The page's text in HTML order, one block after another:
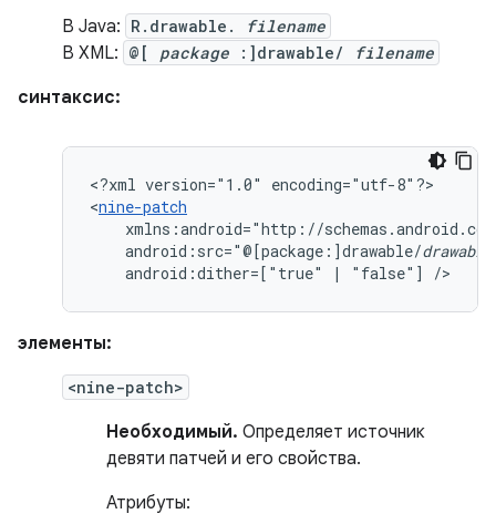
В Java: R.drawable. filename
В XML: @[ package :]drawable/ filename
синтаксис:
<?xml version="1.0"
encoding="utf-8"?>
<nine-patch
android:src="@[package:]drawable/
android:dither=["true"
| "false"] />
элементы:
<nine-patch>
Необходимый. Определяет источник
девяти патчей и его свойства.
Атрибуты: